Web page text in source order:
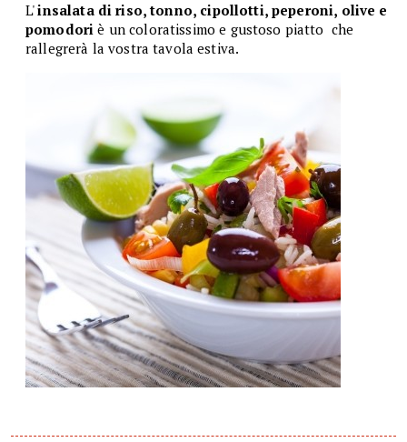
L'insalata di riso, tonno, cipollotti, peperoni, olive e
pomodori è un coloratissimo e gustoso piatto che
rallegrerà la vostra tavola estiva.